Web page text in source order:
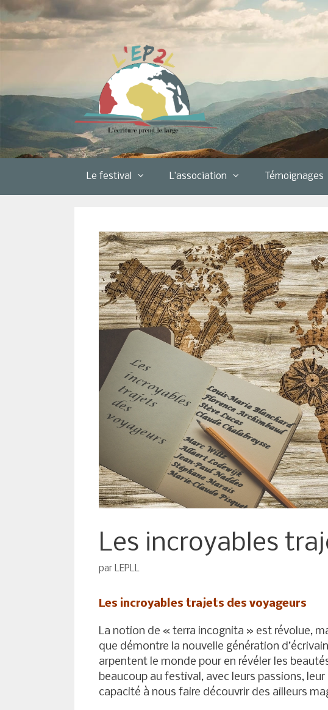
Aller
au
contenu
Le festival L’association Témoignages
Les incroyables
par LEPLL
Les incroyables trajets des voyageurs
La notion de « terra incognita » est révolue,
que démontre la nouvelle génération
arpentent le monde pour en révéler les
beaucoup au festival, avec leurs passions,
capacité à nous faire découvrir des ailleurs